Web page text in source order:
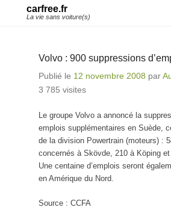
carfree.fr
La vie sans voiture(s)
Volvo : 900 suppressions
Publié le 12 novembre 2008 par
3 785 visites
Le groupe Volvo a annoncé la
emplois supplémentaires en Suède,
de la division Powertrain (moteurs) :
concernés à Skövde, 210 à Köping
Une centaine d’emplois seront
en Amérique du Nord.
Source : CCFA